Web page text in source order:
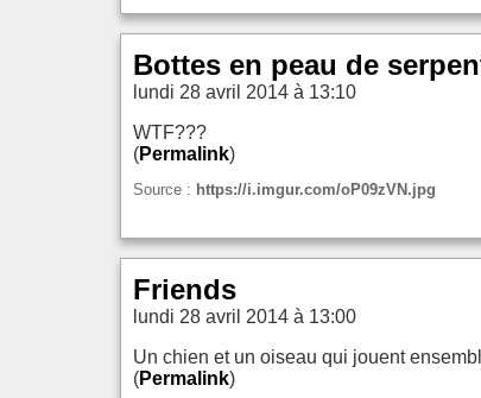
Bottes en peau de
lundi 28 avril 2014 à 13:10
WTF???
(Permalink)
Source : https://i.imgur.com/oP09zVN.jpg
Friends
lundi 28 avril 2014 à 13:00
Un chien et un oiseau qui jouent
(Permalink)